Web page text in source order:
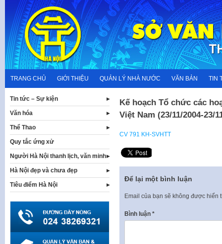
content
TRANG CHỦ GIỚI THIỆU QUẢN LÝ NHÀ NƯỚC VĂN BẢN TIN
Kế hoạch Tổ chức các
Việt Nam (23/11/2004-23/
CV 791 KH-SVHTT
Để lại một bình luận
Email của bạn sẽ không được hiển
Bình luận *
Tin tức – Sự kiện
Văn hóa
Thể Thao
Quy tắc ứng xử
Người Hà Nội thanh lịch, văn minh
Hà Nội đẹp và chưa đẹp
Tiêu điểm Hà Nội